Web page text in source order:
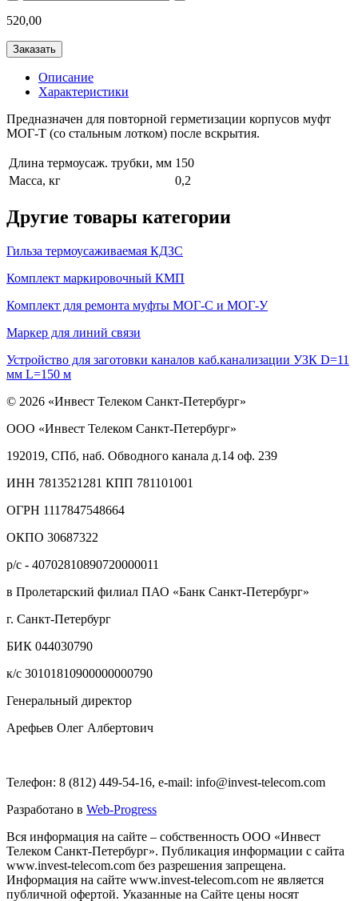
520,00
Заказать
Описание
Характеристики
Предназначен для повторной герметизации корпусов муфт
МОГ-Т (со стальным лотком) после вскрытия.
Длина термоусаж. трубки, мм 150
Масса, кг
0,2
Другие товары категории
Гильза термоусаживаемая КДЗС
Комплект маркировочный КМП
Комплект для ремонта муфты МОГ-C и МОГ-У
Маркер для линий связи
Устройство для заготовки каналов каб.канализации УЗК D=11
мм L=150 м
© 2026 «Инвест Телеком Санкт-Петербург»
ООО «Инвест Телеком Санкт-Петербург»
192019, СПб, наб. Обводного канала д.14 оф. 239
ИНН 7813521281 КПП 781101001
ОГРН 1117847548664
ОКПО 30687322
р/с - 40702810890720000011
в Пролетарский филиал ПАО «Банк Санкт-Петербург»
г. Санкт-Петербург
БИК 044030790
к/с 30101810900000000790
Генеральный директор
Арефьев Олег Албертович
Телефон: 8 (812) 449-54-16, e-mail: info@invest-telecom.com
Разработано в Web-Progress
Вся информация на сайте – собственность ООО «Инвест
Телеком Санкт-Петербург». Публикация информации с сайта
www.invest-telecom.com без разрешения запрещена.
Информация на сайте www.invest-telecom.com не является
публичной офертой. Указанные на Сайте цены носят